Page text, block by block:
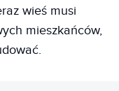
wieś musi
mieszkańców,